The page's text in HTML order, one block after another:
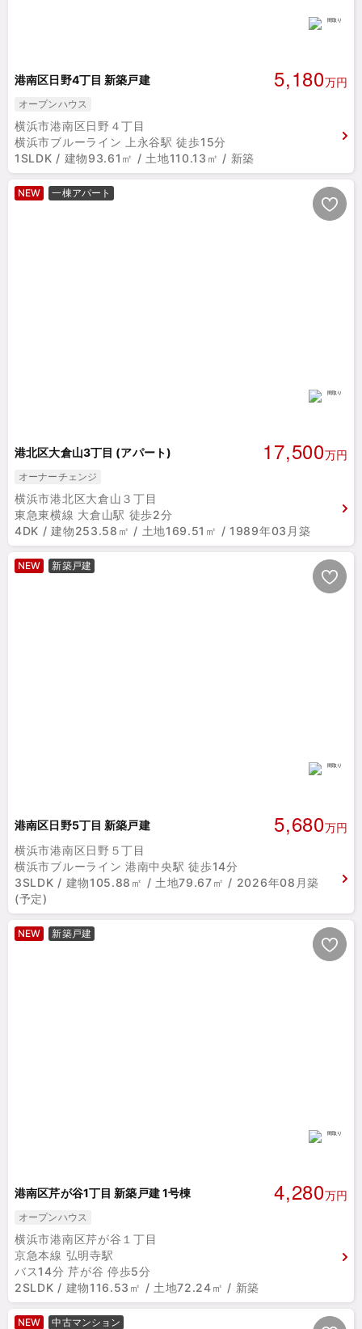
港南区日野4丁目 新築戸建 5,180万円
オープンハウス
横浜市港南区日野４丁目
横浜市ブルーライン 上永谷駅 徒歩15分
1SLDK / 建物93.61㎡ / 土地110.13㎡ / 新築
NEW 一棟アパート
港北区大倉山3丁目 (アパート) 17,500万円
オーナーチェンジ
横浜市港北区大倉山３丁目
東急東横線 大倉山駅 徒歩2分
4DK / 建物253.58㎡ / 土地169.51㎡ / 1989年03月築
NEW 新築戸建
港南区日野5丁目 新築戸建 5,680万円
横浜市港南区日野５丁目
横浜市ブルーライン 港南中央駅 徒歩14分
3SLDK / 建物105.88㎡ / 土地79.67㎡ / 2026年08月築
(予定)
NEW 新築戸建
港南区芹が谷1丁目 新築戸建 1号棟 4,280万円
オープンハウス
横浜市港南区芹が谷１丁目
京急本線 弘明寺駅
バス14分 芹が谷 停歩5分
2SLDK / 建物116.53㎡ / 土地72.24㎡ / 新築
NEW 中古マンション